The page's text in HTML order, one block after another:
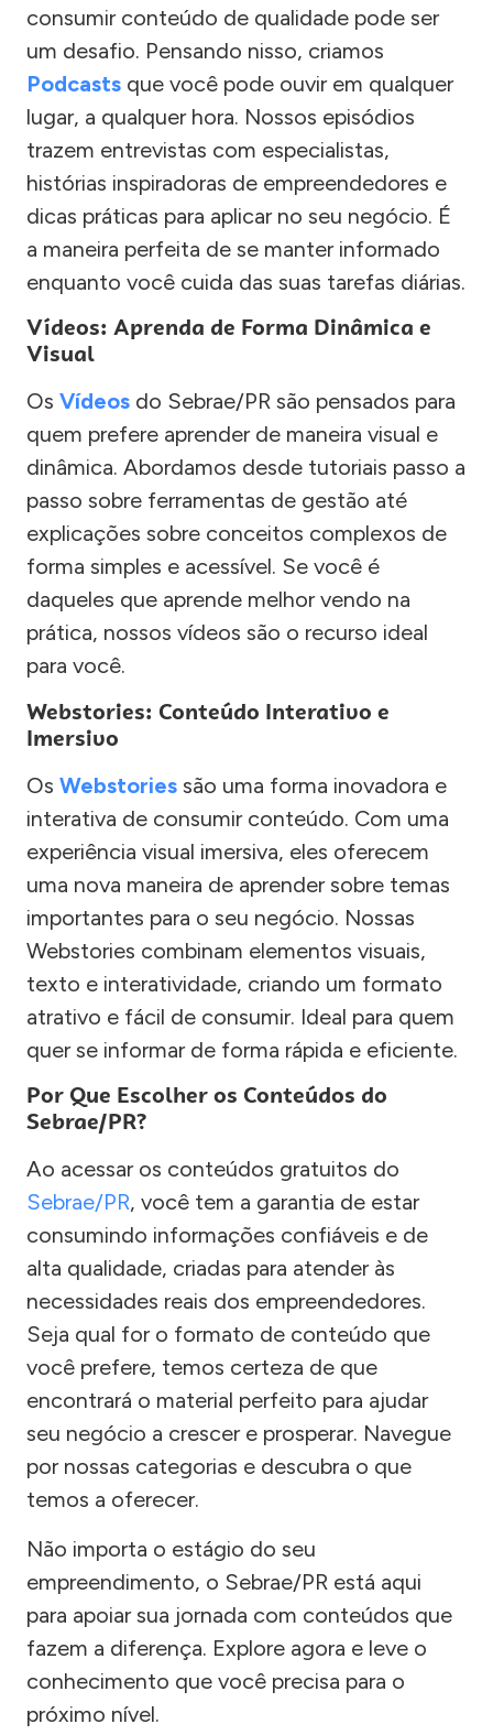
consumir conteúdo de qualidade pode ser
um desafio. Pensando nisso, criamos
Podcasts que você pode ouvir em qualquer
lugar, a qualquer hora. Nossos episódios
trazem entrevistas com especialistas,
histórias inspiradoras de empreendedores e
dicas práticas para aplicar no seu negócio. É
a maneira perfeita de se manter informado
enquanto você cuida das suas tarefas diárias.
Vídeos: Aprenda de Forma Dinâmica e
Visual
Os Vídeos do Sebrae/PR são pensados para
quem prefere aprender de maneira visual e
dinâmica. Abordamos desde tutoriais passo a
passo sobre ferramentas de gestão até
explicações sobre conceitos complexos de
forma simples e acessível. Se você é
daqueles que aprende melhor vendo na
prática, nossos vídeos são o recurso ideal
para você.
Webstories: Conteúdo Interativo e
Imersivo
Os Webstories são uma forma inovadora e
interativa de consumir conteúdo. Com uma
experiência visual imersiva, eles oferecem
uma nova maneira de aprender sobre temas
importantes para o seu negócio. Nossas
Webstories combinam elementos visuais,
texto e interatividade, criando um formato
atrativo e fácil de consumir. Ideal para quem
quer se informar de forma rápida e eficiente.
Por Que Escolher os Conteúdos do
Sebrae/PR?
Ao acessar os conteúdos gratuitos do
Sebrae/PR, você tem a garantia de estar
consumindo informações confiáveis e de
alta qualidade, criadas para atender às
necessidades reais dos empreendedores.
Seja qual for o formato de conteúdo que
você prefere, temos certeza de que
encontrará o material perfeito para ajudar
seu negócio a crescer e prosperar. Navegue
por nossas categorias e descubra o que
temos a oferecer.
Não importa o estágio do seu
empreendimento, o Sebrae/PR está aqui
para apoiar sua jornada com conteúdos que
fazem a diferença. Explore agora e leve o
conhecimento que você precisa para o
próximo nível.